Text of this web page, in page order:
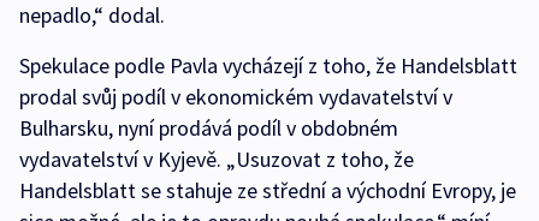
nepadlo,“ dodal.
Spekulace podle Pavla vycházejí z toho, že Handelsblatt
prodal svůj podíl v ekonomickém vydavatelství v
Bulharsku, nyní prodává podíl v obdobném
vydavatelství v Kyjevě. „Usuzovat z toho, že
Handelsblatt se stahuje ze střední a východní Evropy, je